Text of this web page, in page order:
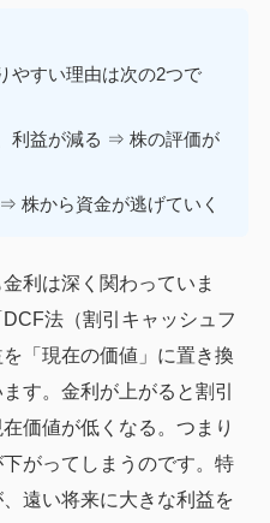
やすい理由は次の2つで
利益が減る ⇒ 株の評価が
株から資金が逃げていく
利は深く関わっていま
法（割引キャッシュフ
「現在の価値」に置き換
す。金利が上がると割引
価値が低くなる。つまり
がってしまうのです。特
遠い将来に大きな利益を